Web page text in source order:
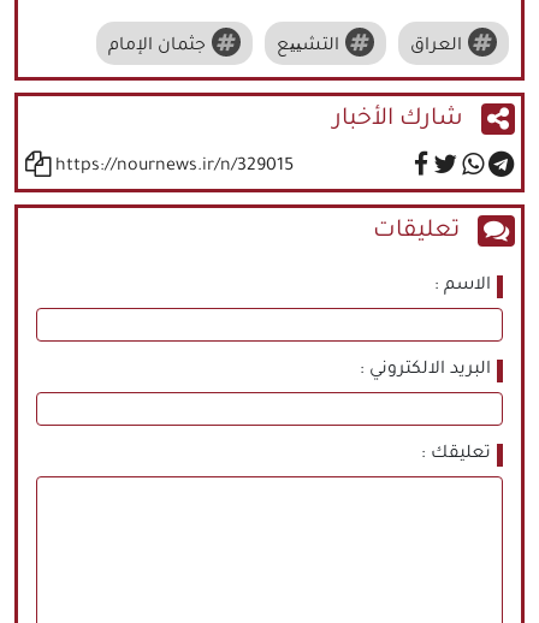
العراق التشییع جثمان الإمام
شارك الأخبار
https://nournews.ir/n/329015
تعليقات
الاسم
البريد الالكتروني
تعليقك